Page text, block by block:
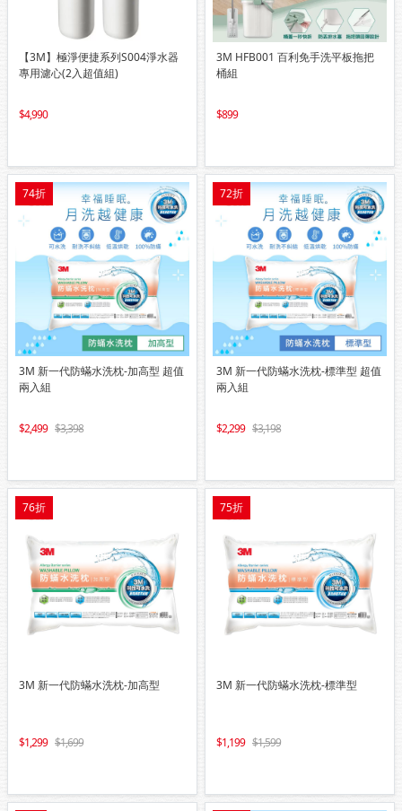
【3M】極淨便捷系列S004淨水器
專用濾心(2入超值組)
4,990
3M HFB001 百利免手洗平板拖把
桶組
899
74折
3M 新一代防蟎水洗枕-加高型 超值
兩入組
2,499 3,398
72折
3M 新一代防蟎水洗枕-標準型 超值
兩入組
2,299 3,198
76折
3M 新一代防蟎水洗枕-加高型
1,299 1,699
75折
3M 新一代防蟎水洗枕-標準型
1,199 1,599